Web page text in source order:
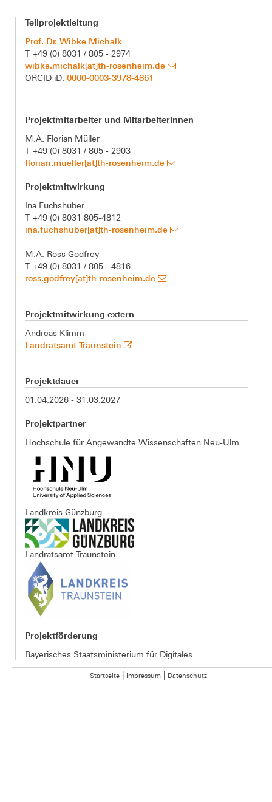
Teilprojektleitung
Prof. Dr. Wibke Michalk
T +49 (0) 8031 / 805 - 2974
wibke.michalk[at]th-rosenheim.de
ORCID iD: 0000-0003-3978-4861
Projektmitarbeiter und Mitarbeiterinnen
M.A. Florian Müller
T +49 (0) 8031 / 805 - 2903
florian.mueller[at]th-rosenheim.de
Projektmitwirkung
Ina Fuchshuber
T +49 (0) 8031 805-4812
ina.fuchshuber[at]th-rosenheim.de
M.A. Ross Godfrey
T +49 (0) 8031 / 805 - 4816
ross.godfrey[at]th-rosenheim.de
Projektmitwirkung extern
Andreas Klimm
Landratsamt Traunstein
Projektdauer
01.04.2026 - 31.03.2027
Projektpartner
Hochschule für Angewandte Wissenschaften Neu-Ulm
Landkreis Günzburg
Landratsamt Traunstein
Projektförderung
Bayerisches Staatsministerium für Digitales
Startseite| Impressum| Datenschutz